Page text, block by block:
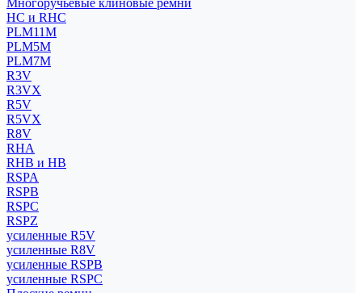
Многоручьевые клиновые ремни
HC и RHC
PLM11M
PLM5M
PLM7M
R3V
R3VX
R5V
R5VX
R8V
RHA
RHB и HB
RSPA
RSPB
RSPC
RSPZ
усиленные R5V
усиленные R8V
усиленные RSPB
усиленные RSPC